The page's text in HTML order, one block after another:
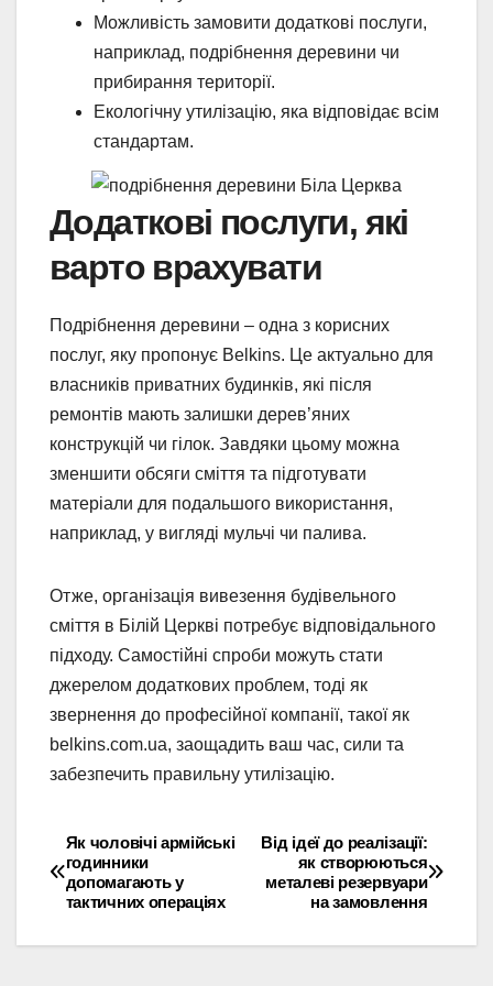
Можливість замовити додаткові послуги,
наприклад, подрібнення деревини чи
прибирання території.
Екологічну утилізацію, яка відповідає всім
стандартам.
Додаткові послуги, які
варто врахувати
Подрібнення деревини – одна з корисних
послуг, яку пропонує Belkins. Це актуально для
власників приватних будинків, які після
ремонтів мають залишки дерев’яних
конструкцій чи гілок. Завдяки цьому можна
зменшити обсяги сміття та підготувати
матеріали для подальшого використання,
наприклад, у вигляді мульчі чи палива.
Отже, організація вивезення будівельного
сміття в Білій Церкві потребує відповідального
підходу. Самостійні спроби можуть стати
джерелом додаткових проблем, тоді як
звернення до професійної компанії, такої як
belkins.com.ua, заощадить ваш час, сили та
забезпечить правильну утилізацію.
Навігація
записів
Від ідеї до реалізації:
як створюються
металеві резервуари
на замовлення
Як чоловічі армійські
годинники
допомагають у
тактичних операціях